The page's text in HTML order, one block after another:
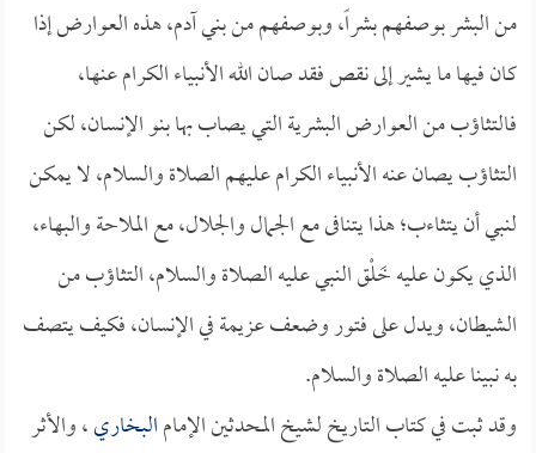
من البشر بوصفهم بشراً، وبوصفهم من بني آدم، هذه العوارض إذا
كان فيها ما يشير إلى نقص فقد صان الله الأنبياء الكرام عنها،
فالتثاؤب من العوارض البشرية التي يصاب بها بنو الإنسان، لكن
التثاؤب يصان عنه الأنبياء الكرام عليهم الصلاة والسلام، لا يمكن
لنبي أن يتثاءب؛ هذا يتنافى مع الجمال والجلال، مع الملاحة والبهاء،
الذي يكون عليه خَلْق النبي عليه الصلاة والسلام، التثاؤب من
الشيطان، ويدل على فتور وضعف عزيمة في الإنسان، فكيف يتصف
به نبينا عليه الصلاة والسلام.
وقد ثبت في كتاب التاريخ لشيخ المحدثين الإمامالبخاري، والأثر